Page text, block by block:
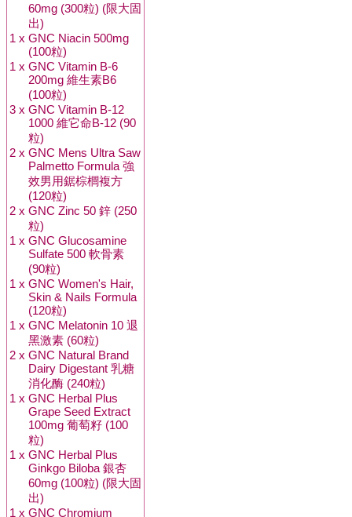
60mg (300粒) (限大固
出)
1 x GNC Niacin 500mg
(100粒)
1 x GNC Vitamin B-6
200mg 維生素B6
(100粒)
3 x GNC Vitamin B-12
1000 維它命B-12 (90
粒)
2 x GNC Mens Ultra Saw
Palmetto Formula 強
效男用鋸棕櫚複方
(120粒)
2 x GNC Zinc 50 鋅 (250
粒)
1 x GNC Glucosamine
Sulfate 500 軟骨素
(90粒)
1 x GNC Women's Hair,
Skin & Nails Formula
(120粒)
1 x GNC Melatonin 10 退
黑激素 (60粒)
2 x GNC Natural Brand
Dairy Digestant 乳糖
消化酶 (240粒)
1 x GNC Herbal Plus
Grape Seed Extract
100mg 葡萄籽 (100
粒)
1 x GNC Herbal Plus
Ginkgo Biloba 銀杏
60mg (100粒) (限大固
出)
1 x GNC Chromium